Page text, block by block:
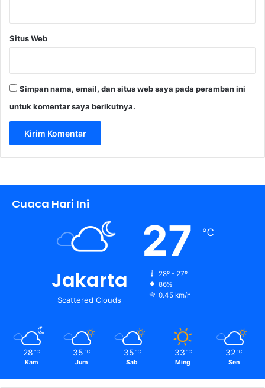
Situs Web
Simpan nama, email, dan situs web saya pada peramban ini
untuk komentar saya berikutnya.
Cuaca Hari Ini
Jakarta
Scattered Clouds
27 ℃
28º - 27º
86%
0.45 km/h
28 ℃
Kam
35 ℃
Jum
35 ℃
Sab
33 ℃
Ming
32 ℃
Sen